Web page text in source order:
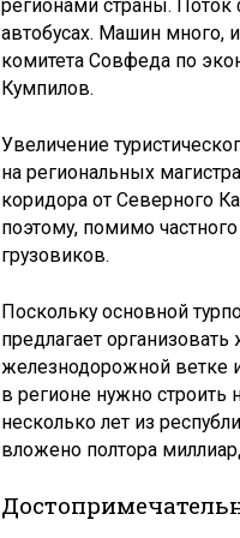
регионами страны. Поток
автобусах. Машин много,
комитета Совфеда по
Кумпилов.
Увеличение
на региональных
коридора от Северного
поэтому, помимо
грузовиков.
Поскольку основной
предлагает
железнодорожной ветке
в регионе нужно строить
несколько лет из
вложено полтора